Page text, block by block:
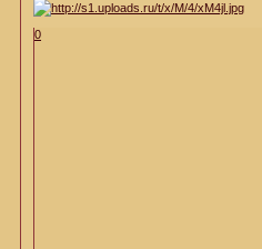
0